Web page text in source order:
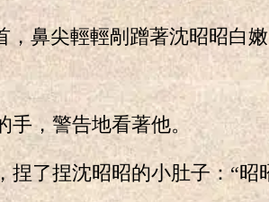
尖輕輕剮蹭著沈昭昭白嫩
，警告地看著他。
了捏沈昭昭的小肚子：“昭